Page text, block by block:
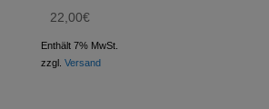
22,00€
Enthält 7% MwSt.
zzgl. Versand